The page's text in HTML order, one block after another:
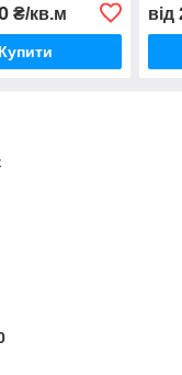
₴/кв.м
Купити
від